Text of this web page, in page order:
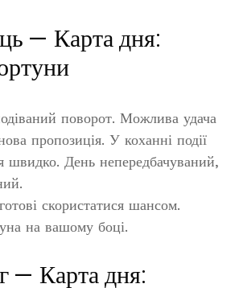
— Карта дня:
поворот. Можлива удача
пропозиція. У коханні події
швидко. День непередбачуваний,
скористатися шансом.
на вашому боці.
— Карта дня: